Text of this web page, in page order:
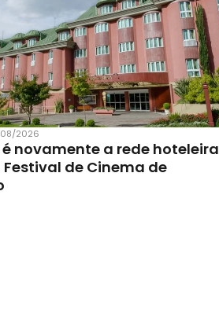
2026
novamente a rede hoteleira
de Cinema de